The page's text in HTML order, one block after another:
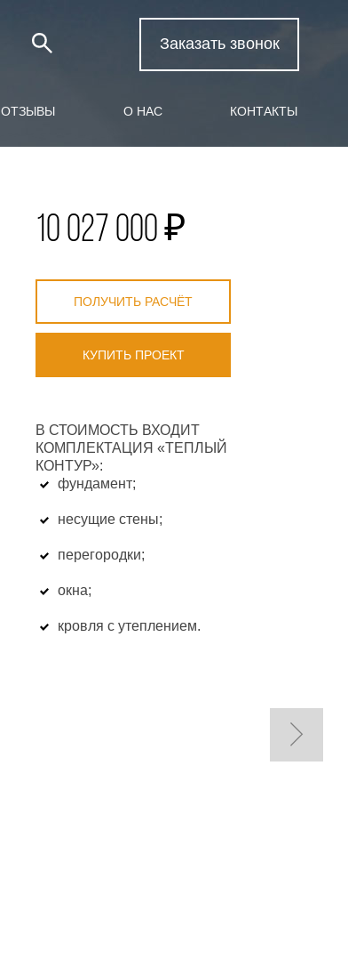
Заказать звонок
ОТЗЫВЫ О НАС КОНТАКТЫ
10 027 000 ₽
ПОЛУЧИТЬ РАСЧЁТ
КУПИТЬ ПРОЕКТ
В СТОИМОСТЬ ВХОДИТ
КОМПЛЕКТАЦИЯ «ТЕПЛЫЙ
КОНТУР»:
фундамент;
несущие стены;
перегородки;
окна;
кровля с утеплением.